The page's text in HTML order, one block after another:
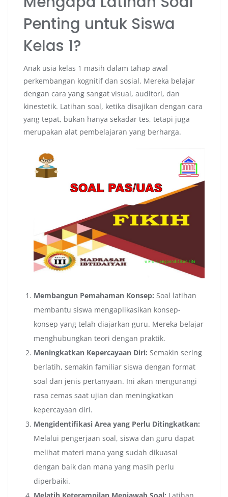
Penting untuk Siswa
Kelas 1?
Anak usia kelas 1 masih dalam tahap awal
perkembangan kognitif dan sosial. Mereka belajar
dengan cara yang sangat visual, auditori, dan
kinestetik. Latihan soal, ketika disajikan dengan cara
yang tepat, bukan hanya sekadar tes, tetapi juga
merupakan alat pembelajaran yang berharga.
Membangun Pemahaman Konsep: Soal latihan
membantu siswa mengaplikasikan konsep-
konsep yang telah diajarkan guru. Mereka belajar
menghubungkan teori dengan praktik.
Meningkatkan Kepercayaan Diri: Semakin sering
berlatih, semakin familiar siswa dengan format
soal dan jenis pertanyaan. Ini akan mengurangi
rasa cemas saat ujian dan meningkatkan
kepercayaan diri.
Mengidentifikasi Area yang Perlu Ditingkatkan:
Melalui pengerjaan soal, siswa dan guru dapat
melihat materi mana yang sudah dikuasai
dengan baik dan mana yang masih perlu
diperbaiki.